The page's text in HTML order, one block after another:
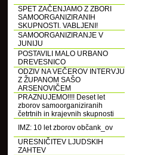
SPET ZAČENJAMO Z ZBORI
SAMOORGANIZIRANIH
SKUPNOSTI. VABLJENI!
SAMOORGANIZIRANJE V
JUNIJU
POSTAVILI MALO URBANO
DREVESNICO
ODZIV NA VEČEROV INTERVJU
Z ŽUPANOM SAŠO
ARSENOVIČEM
PRAZNUJEMO!!!! Deset let
zborov samoorganiziranih
četrtnih in krajevnih skupnosti
IMZ: 10 let zborov občank_ov
URESNIČITEV LJUDSKIH
ZAHTEV